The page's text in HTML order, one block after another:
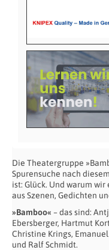
Die Theatergruppe
Spurensuche nach
ist: Glück. Und warum
aus Szenen, Gedichten
»Bamboo« – das sind:
Ebersberger, Hartmut
Christine Krings,
und Ralf Schmidt.